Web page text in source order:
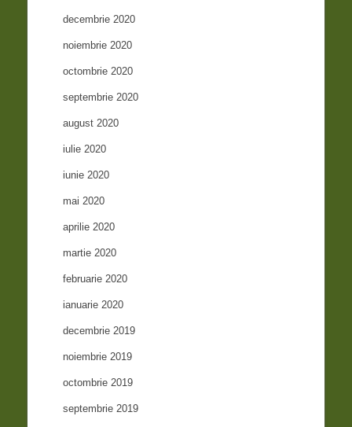
decembrie 2020
noiembrie 2020
octombrie 2020
septembrie 2020
august 2020
iulie 2020
iunie 2020
mai 2020
aprilie 2020
martie 2020
februarie 2020
ianuarie 2020
decembrie 2019
noiembrie 2019
octombrie 2019
septembrie 2019